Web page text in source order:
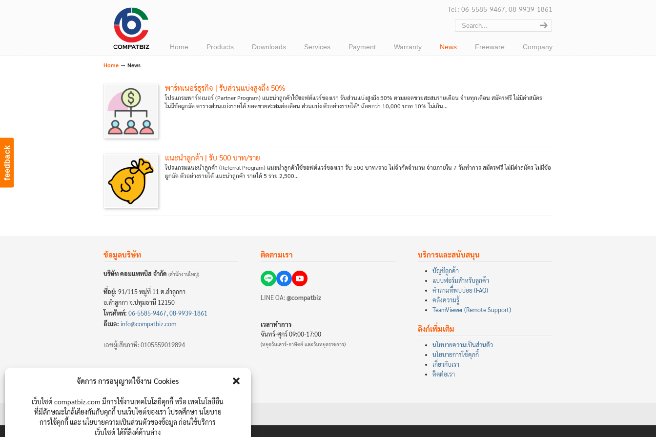
จัดการ การอนุญาตใช้งาน Cookies
เว็บไซต์ compatbiz.com มีการใช้งานเทคโนโลยีคุกกี้ หรือ เทคโนโลยีอื่น
ที่มีลักษณะใกล้เคียงกันกับคุกกี้ บนเว็บไซต์ของเรา โปรดศึกษา นโยบาย
การใช้คุกกี้ และ นโยบายความเป็นส่วนตัวของข้อมูล ก่อนใช้บริการ
เว็บไซต์ ได้ที่ลิงค์ด้านล่าง
feedback
Tel : 06-5585-9467, 08-9939-1861
Home Products Downloads Services Payment Warranty News Freeware Company
Navigation
Home → News
พาร์ทเนอร์ธุรกิจ | รับส่วนแบ่งสูงถึง 50%
โปรแกรมพาร์ทเนอร์ (Partner Program) แนะนำลูกค้าใช้ซอฟต์แวร์ของเรา รับส่วนแบ่งสูงถึง 50% ตามยอดขายสะสมรายเดือน จ่ายทุกเดือน สมัครฟรี ไม่มีค่าสมัคร
ไม่มีข้อผูกมัด ตารางส่วนแบ่งรายได้ ยอดขายสะสมต่อเดือน ส่วนแบ่ง ตัวอย่างรายได้* น้อยกว่า 10,000 บาท 10% ไม่เกิน...
แนะนำลูกค้า | รับ 500 บาท/ราย
โปรแกรมแนะนำลูกค้า (Referral Program) แนะนำลูกค้าใช้ซอฟต์แวร์ของเรา รับ 500 บาท/ราย ไม่จำกัดจำนวน จ่ายภายใน 7 วันทำการ สมัครฟรี ไม่มีค่าสมัคร ไม่มีข้อ
ผูกมัด ตัวอย่างรายได้ แนะนำลูกค้า รายได้ 5 ราย 2,500...
ข้อมูลบริษัท
บริษัท คอมแพทบิส จำกัด (สำนักงานใหญ่)
ที่อยู่: 91/115 หมู่ที่ 11 ต.ลำลูกกา
อ.ลำลูกกา จ.ปทุมธานี 12150
โทรศัพท์: 06-5585-9467,08-9939-1861
อีเมล: info@compatbiz.com
เลขผู้เสียภาษี: 0105559019894
ติดตามเรา
LINE OA:@compatbiz
เวลาทำการ
จันทร์-ศุกร์ 09:00-17:00
(หยุดวันเสาร์-อาทิตย์ และวันหยุดราชการ)
บริการและสนับสนุน
บัญชีลูกค้า
แบบฟอร์มสำหรับลูกค้า
คำถามที่พบบ่อย (FAQ)
คลังความรู้
TeamViewer (Remote Support)
ลิงก์เพิ่มเติม
นโยบายความเป็นส่วนตัว
นโยบายการใช้คุกกี้
เกี่ยวกับเรา
ติดต่อเรา
© 2025CompatBiz.com | Entries (RSS)